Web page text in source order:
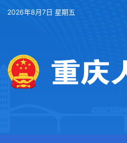
2026年8月7日 星期五